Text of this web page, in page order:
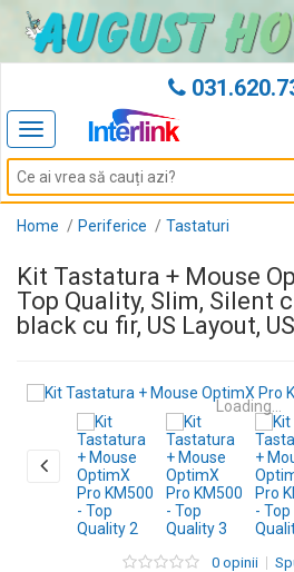
Toggle
navigation
Home Periferice Tastaturi
Kit Tastatura + Mouse
Top Quality, Slim, Silent
black cu fir, US Layout,
Loading...
0 opinii